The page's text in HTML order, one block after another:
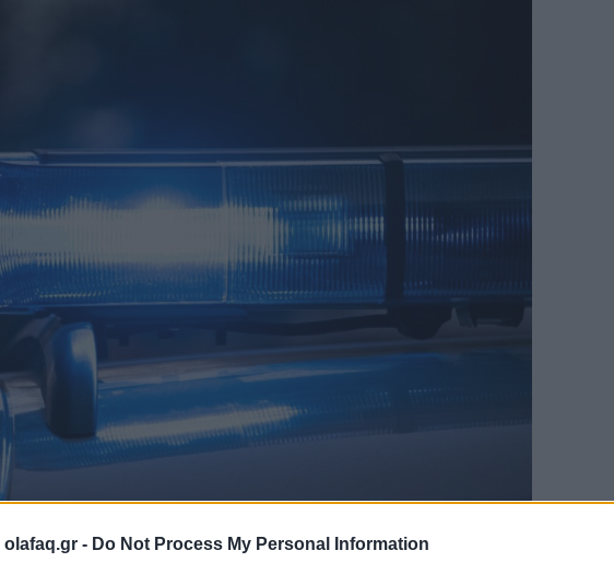
olafaq.gr - Do Not Process My Personal Information